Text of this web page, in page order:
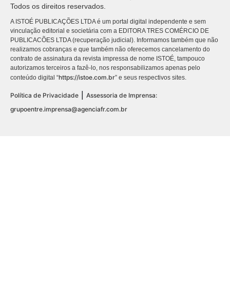
Todos os direitos reservados.
A ISTOÉ PUBLICAÇÕES LTDA é um portal digital independente e sem
vinculação editorial e societária com a EDITORA TRES COMÉRCIO DE
PUBLICACÕES LTDA (recuperação judicial). Informamos também que não
realizamos cobranças e que também não oferecemos cancelamento do
contrato de assinatura da revista impressa de nome ISTOÉ, tampouco
autorizamos terceiros a fazê-lo, nos responsabilizamos apenas pelo
conteúdo digital “https://istoe.com.br” e seus respectivos sites.
Política de Privacidade
Assessoria de Imprensa:
grupoentre.imprensa@agenciafr.com.br